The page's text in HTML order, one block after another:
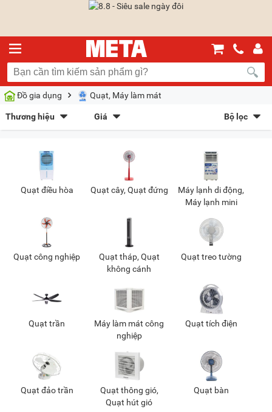
Đồ gia dụng Quạt, Máy làm mát
Thương hiệu
Panasonic (75)
Ching Hai
(51)
Hatari (36)
Mitsubishi Electric
(33) FanPro(35)
Giá
Sắp xếp theo
Bán chạy nhất Giá tăng dần Giảm giá
Mới nhất META gợi ý
Dạng lưới
Chọn khoảng giá
1 triệu - 1,5 triệu
(267)
2 triệu - 3 triệu
3 triệu - 5 triệu
Bộ lọc
Quạt điều hòa Quạt cây, Quạt đứng
Máy lạnh di động,
Máy lạnh mini
Quạt công nghiệp
Quạt tháp, Quạt
không cánh
Quạt treo tường
Quạt trần
Máy làm mát công
nghiệp
Quạt tích điện
Quạt đảo trần
Quạt thông gió,
Quạt hút gió
Quạt bàn